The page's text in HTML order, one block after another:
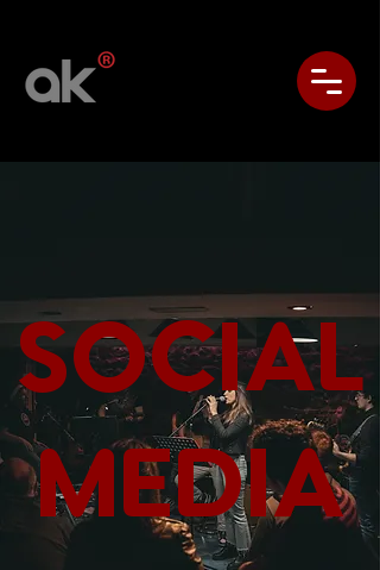
SOCIAL
MEDIA